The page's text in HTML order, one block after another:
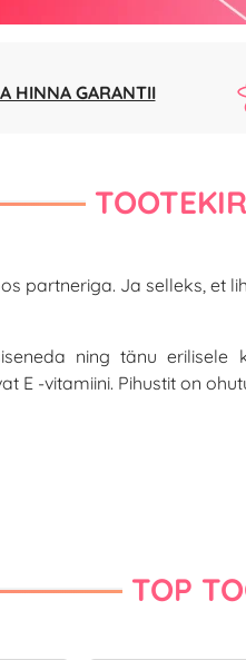
HINNA GARANTII
partneriga. Ja selleks,
ning tänu
E -vitamiini. Pihustit on
TOP